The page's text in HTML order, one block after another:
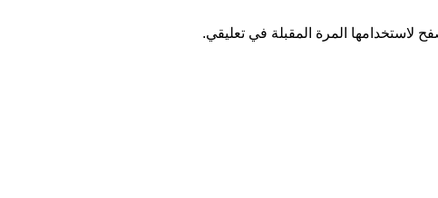
لاستخدامها المرة المقبلة في تعليقي.